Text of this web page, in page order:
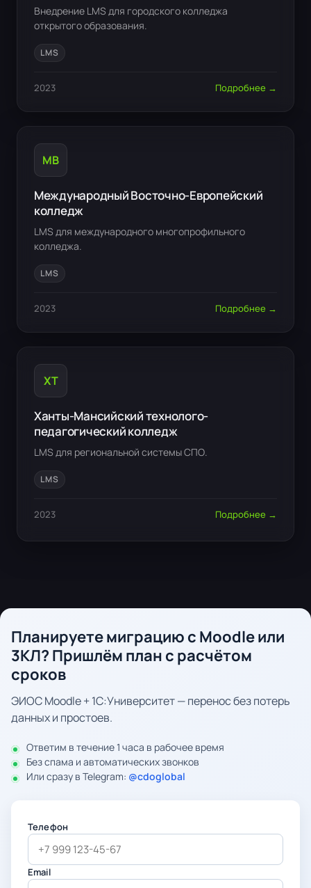
Внедрение LMS для городского колледжа
открытого образования.
LMS
2023 Подробнее →
МВ
Международный Восточно-Европейский
колледж
LMS для международного многопрофильного
колледжа.
LMS
2023 Подробнее →
ХТ
Ханты-Мансийский технолого-
педагогический колледж
LMS для региональной системы СПО.
LMS
2023 Подробнее →
Планируете миграцию с Moodle или
3КЛ? Пришлём план с расчётом
сроков
ЭИОС Moodle + 1С:Университет — перенос без потерь
данных и простоев.
Ответим в течение 1 часа в рабочее время
Без спама и автоматических звонков
Или сразу в Telegram: @cdoglobal
Телефон
Email